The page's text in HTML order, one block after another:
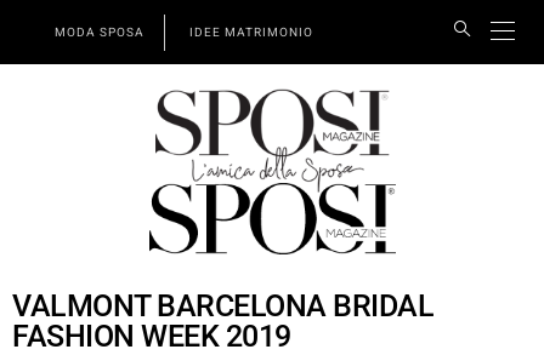
MODA SPOSA IDEE MATRIMONIO
VALMONT BARCELONA BRIDAL
FASHION WEEK 2019